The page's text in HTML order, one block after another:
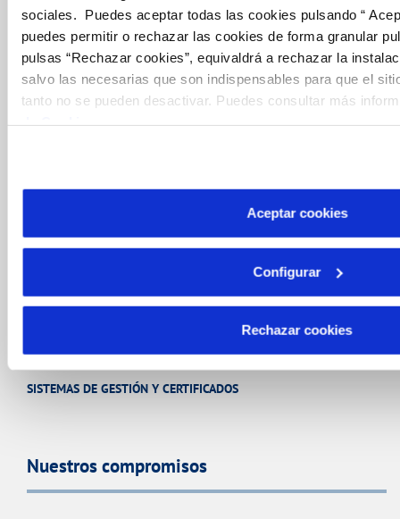
sociales. Puedes aceptar todas las cookies pulsando “
puedes permitir o rechazar las cookies de forma granular
pulsas “Rechazar cookies”, equivaldrá a rechazar la
salvo las necesarias que son indispensables para que el
tanto no se pueden desactivar. Puedes consultar más
Aceptar cookies
Configurar
Rechazar cookies
CUIDADOS DEL AGUA
Otros Servicios
SERVICIO DE OBRAS MUNICIPALES
ÉTICA Y CUMPLIMIENTO
SISTEMAS DE GESTIÓN Y CERTIFICADOS
Nuestros compromisos